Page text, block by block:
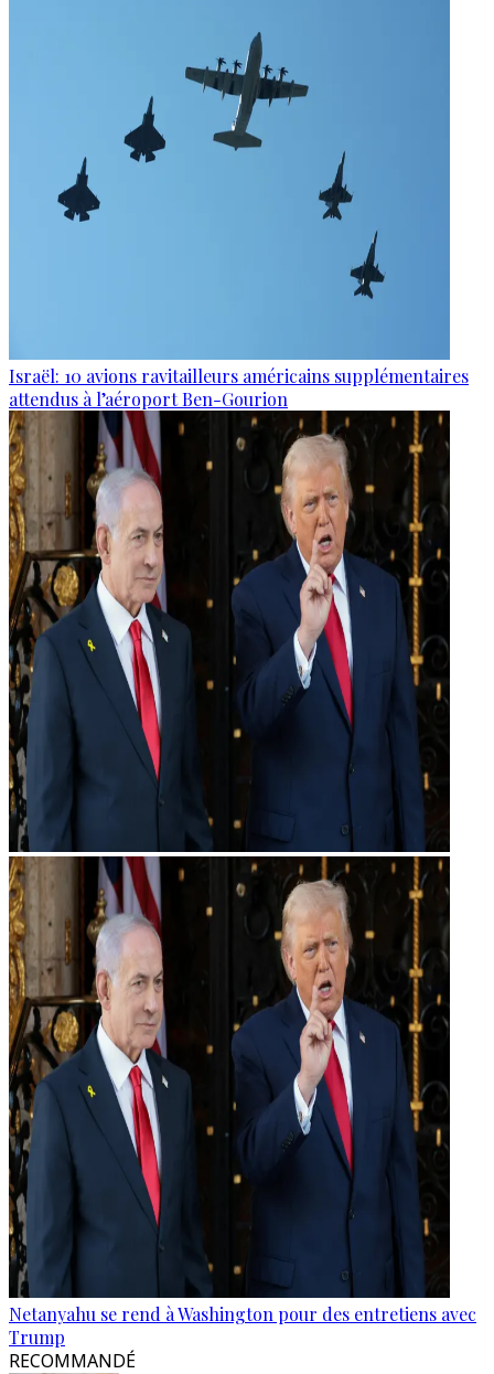
Israël: 10 avions ravitailleurs américains supplémentaires
attendus à l’aéroport Ben-Gourion
Netanyahu se rend à Washington pour des entretiens avec
Trump
RECOMMANDÉ